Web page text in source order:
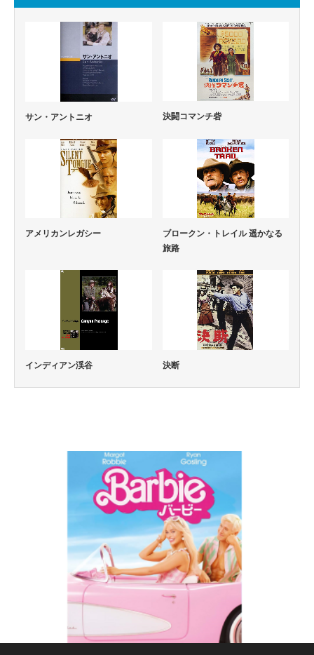
サン・アントニオ 決闘コマンチ砦
アメリカンレガシー
ブロークン・トレイル 遥かなる
旅路
インディアン渓谷 決断